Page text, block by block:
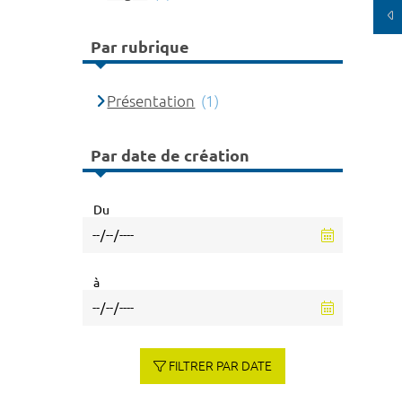
Par rubrique
Présentation (1)
Par date de création
Du
à
FILTRER PAR DATE